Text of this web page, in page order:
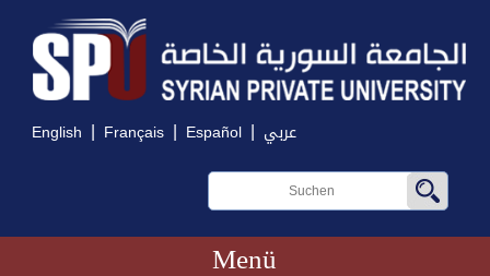
English | Français | Español | عربي
Menü